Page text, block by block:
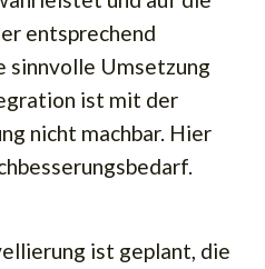
entsprechend
sinnvolle Umsetzung
ist mit der
nicht machbar. Hier
ist geplant, die